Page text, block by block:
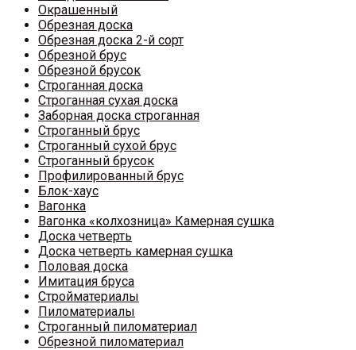
Окрашенный
Обрезная доска
Обрезная доска 2-й сорт
Обрезной брус
Обрезной брусок
Строганная доска
Строганная сухая доска
Заборная доска строганная
Строганный брус
Строганный сухой брус
Строганный брусок
Профилированный брус
Блок-хаус
Вагонка
Вагонка «колхозница» Камерная сушка
Доска четверть
Доска четверть камерная сушка
Половая доска
Имитация бруса
Стройматериалы
Пиломатериалы
Строганный пиломатериал
Обрезной пиломатериал